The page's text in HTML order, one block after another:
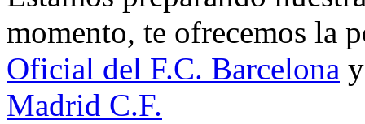
momento, te ofrecemos la
Oficial del F.C. Barcelona
Madrid C.F.